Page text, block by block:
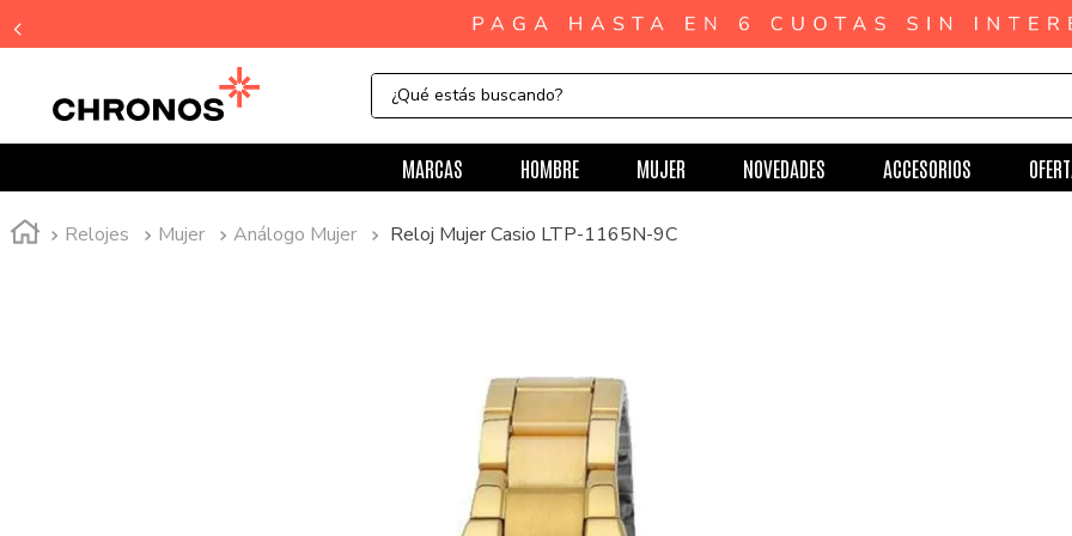
¿Qué estás buscando?
MARCAS HOMBRE MUJER NOVEDADES ACCESORIOS
Relojes Mujer Análogo Mujer Reloj Mujer Casio LTP-1165N-9C